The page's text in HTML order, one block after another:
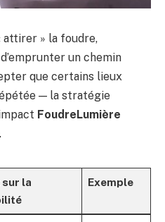
attirer » la foudre,
un chemin
que certains lieux
— la stratégie
FoudreLumière
sur la
Exemple